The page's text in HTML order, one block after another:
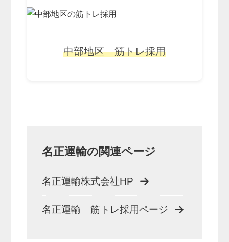
中部地区 筋トレ採用
名正運輸の関連ページ
名正運輸株式会社HP
名正運輸 筋トレ採用ページ